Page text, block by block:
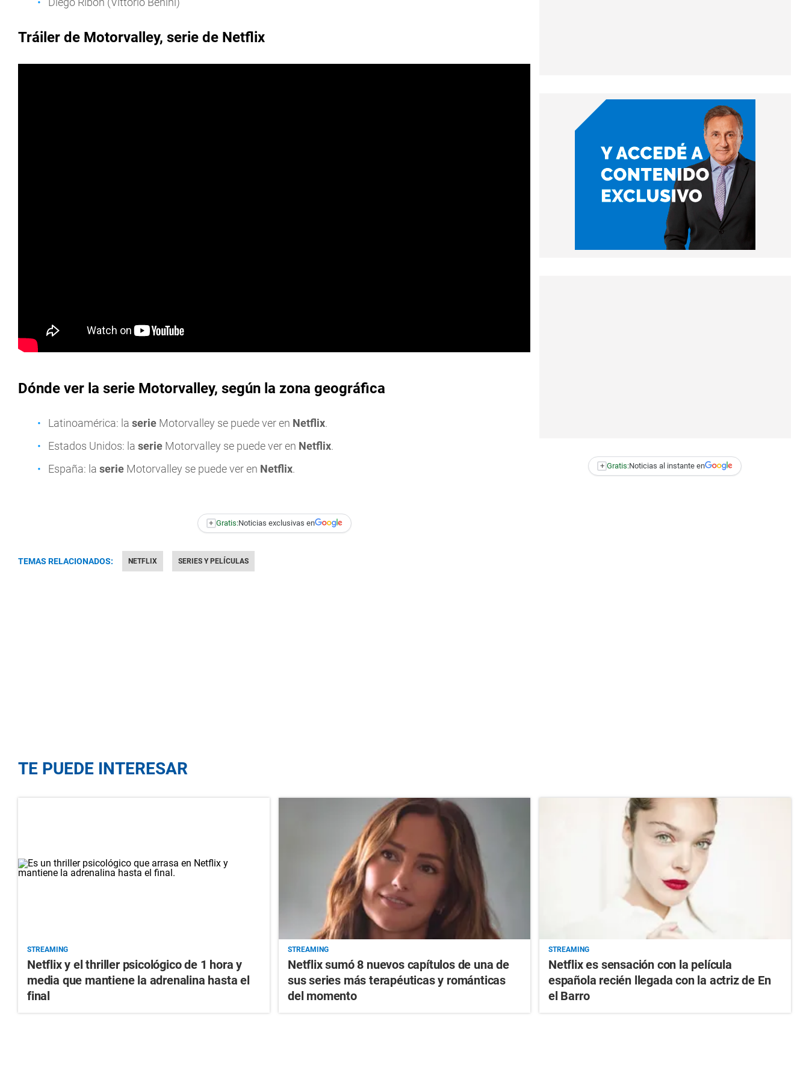
Tráiler de Motorvalley, serie de Netflix
Dónde ver la serie Motorvalley, según la zona geográfica
Latinoamérica: la serie Motorvalley se puede ver en Netflix.
Estados Unidos: la serie Motorvalley se puede ver en Netflix.
España: la serie Motorvalley se puede ver en Netflix.
+ Gratis:Noticias exclusivas en
TEMAS RELACIONADOS: NETFLIX SERIES Y PELÍCULAS
+ Gratis:Noticias al instante en
TE PUEDE INTERESAR
STREAMING
Netflix y el thriller psicológico de 1 hora y
media que mantiene la adrenalina hasta el
final
STREAMING
Netflix sumó 8 nuevos capítulos de una de
sus series más terapéuticas y románticas
del momento
STREAMING
Netflix es sensación con la película
española recién llegada con la actriz de En
el Barro